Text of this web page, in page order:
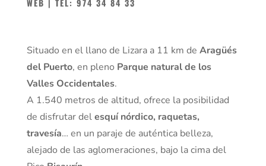
WEB | TEL: 974 34 84 33
Situado en el llano de Lizara a 11 km de Aragüés
del Puerto, en pleno Parque natural de los
Valles Occidentales.
A 1.540 metros de altitud, ofrece la posibilidad
de disfrutar delesquí nórdico, raquetas,
travesía… en un paraje de auténtica belleza,
alejado de las aglomeraciones, bajo la cima del